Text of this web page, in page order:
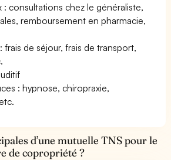
: consultations chez le généraliste,
remboursement en pharmacie,
frais de séjour, frais de transport,
: hypnose, chiropraxie,
d’une mutuelle TNS pour le
de copropriété ?